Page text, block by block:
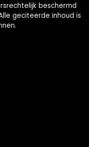
beschermd
geciteerde inhoud is